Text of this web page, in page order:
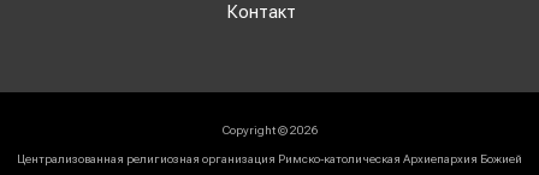
Контакт
Copyright © 2026
Централизованная религиозная организация Римско-католическая Архиепархия Божией